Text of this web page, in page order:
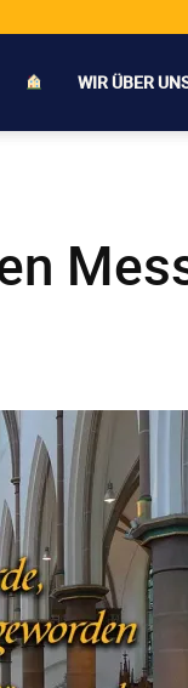
WIR ÜBER